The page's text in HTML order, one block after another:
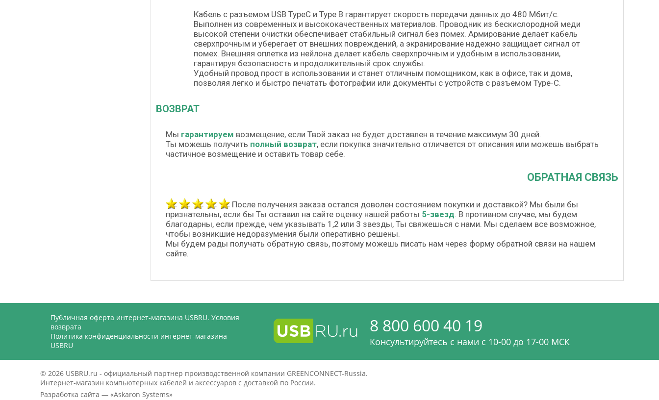
Кабель с разъемом USB TypeC и Type B гарантирует скорость передачи данных до 480 Мбит/с.
Выполнен из современных и высококачественных материалов. Проводник из бескислородной меди
высокой степени очистки обеспечивает стабильный сигнал без помех. Армирование делает кабель
сверхпрочным и уберегает от внешних повреждений, а экранирование надежно защищает сигнал от
помех. Внешняя оплетка из нейлона делает кабель сверхпрочным и удобным в использовании,
гарантируя безопасность и продолжительный срок службы.
Удобный провод прост в использовании и станет отличным помощником, как в офисе, так и дома,
позволяя легко и быстро печатать фотографии или документы с устройств с разъемом Type-С.
ВОЗВРАТ
Мы гарантируем возмещение, если Твой заказ не будет доставлен в течение максимум 30 дней.
Ты можешь получить полный возврат, если покупка значительно отличается от описания или можешь выбрать
частичное возмещение и оставить товар себе.
ОБРАТНАЯ СВЯЗЬ
После получения заказа остался доволен состоянием покупки и доставкой? Мы были бы
признательны, если бы Ты оставил на сайте оценку нашей работы 5-звезд. В противном случае, мы будем
благодарны, если прежде, чем указывать 1,2 или 3 звезды, Ты свяжешься с нами. Мы сделаем все возможное,
чтобы возникшие недоразумения были оперативно решены.
Мы будем рады получать обратную связь, поэтому можешь писать нам через форму обратной связи на нашем
сайте.
Публичная оферта интернет-магазина USBRU. Условия
возврата
Политика конфиденциальности интернет-магазина
USBRU
8 800 600 40 19
Консультируйтесь с нами c 10-00 до 17-00 МСК
© 2026 USBRU.ru - официальный партнер производственной компании GREENCONNECT-Russia.
Интернет-магазин компьютерных кабелей и аксессуаров с доставкой по России.
Разработка сайта — «Askaron Systems»